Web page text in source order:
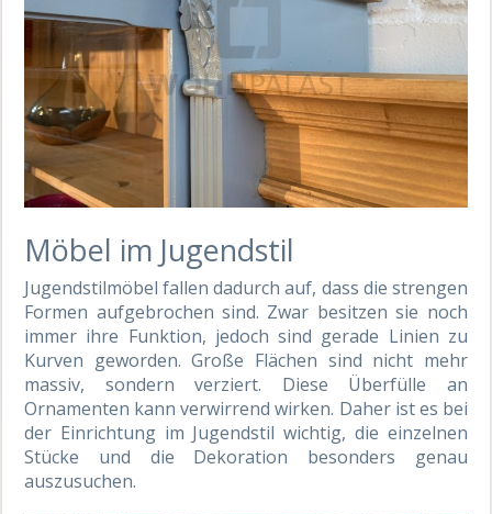
Möbel im Jugendstil
Jugendstilmöbel fallen dadurch auf, dass die strengen
Formen aufgebrochen sind. Zwar besitzen sie noch
immer ihre Funktion, jedoch sind gerade Linien zu
Kurven geworden. Große Flächen sind nicht mehr
massiv, sondern verziert. Diese Überfülle an
Ornamenten kann verwirrend wirken. Daher ist es bei
der Einrichtung im Jugendstil wichtig, die einzelnen
Stücke und die Dekoration besonders genau
auszusuchen.